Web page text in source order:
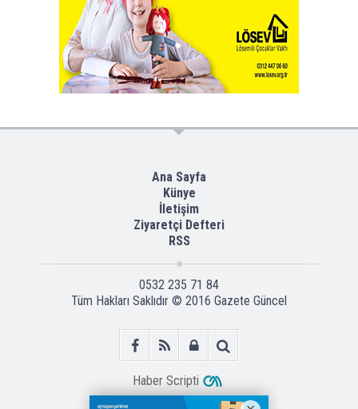
Ana Sayfa
Künye
İletişim
Ziyaretçi Defteri
RSS
0532 235 71 84
Tüm Hakları Saklıdır © 2016 Gazete Güncel
Haber Scripti